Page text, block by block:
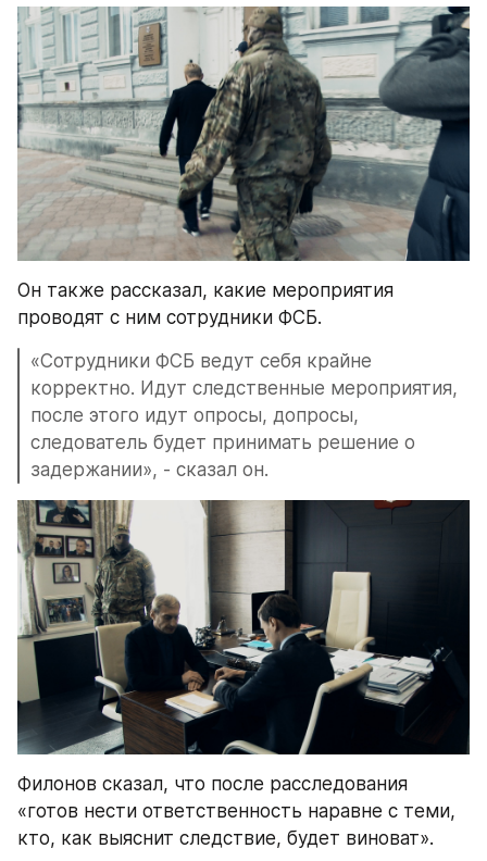
Он также рассказал, какие мероприятия
проводят с ним сотрудники ФСБ.
«Сотрудники ФСБ ведут себя крайне
корректно. Идут следственные мероприятия,
после этого идут опросы, допросы,
следователь будет принимать решение о
задержании», - сказал он.
Филонов сказал, что после расследования
«готов нести ответственность наравне с теми,
кто, как выяснит следствие, будет виноват».